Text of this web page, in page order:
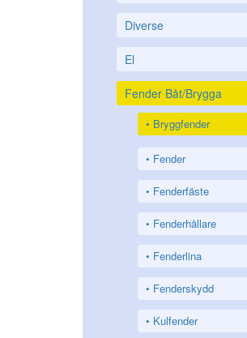
Diverse
El
Fender Båt/Brygga
Bryggfender
Fender
Fenderfäste
Fenderhållare
Fenderlina
Fenderskydd
Kulfender